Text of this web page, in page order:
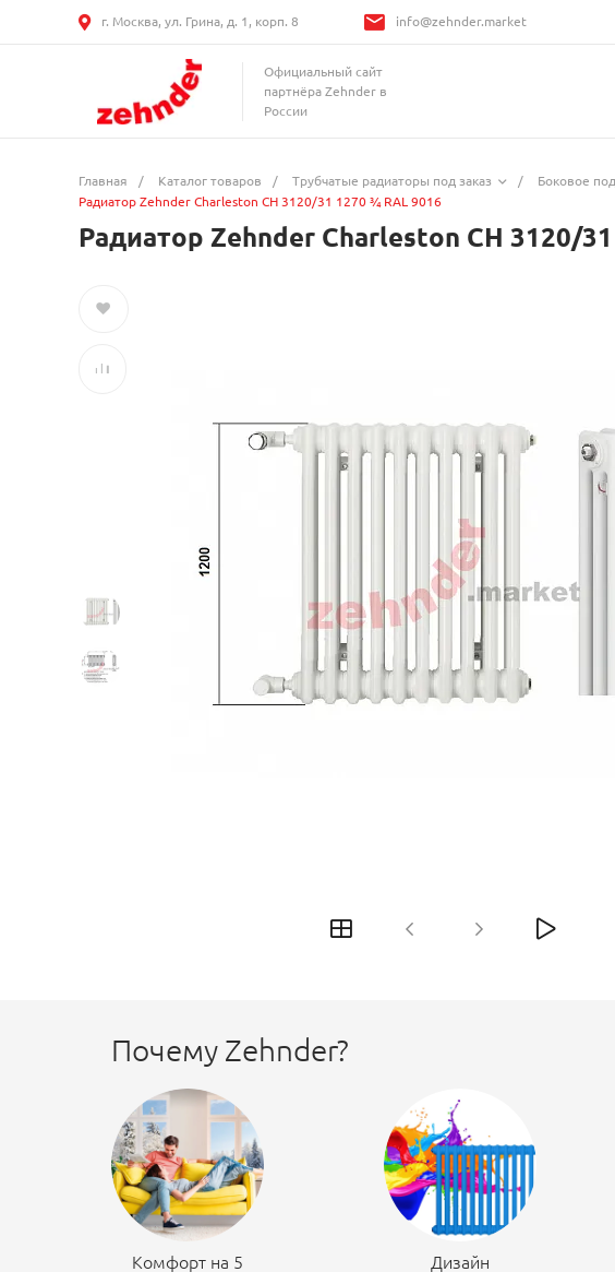
г. Москва, ул. Грина, д. 1, корп. 8 info@zehnder.market
Официальный сайт
партнёра Zehnder в
России
Главная / Каталог товаров / Трубчатые радиаторы под заказ / Боковое
Радиатор Zehnder Charleston CH 3120/31 1270 ¾ RAL 9016
Радиатор Zehnder Charleston CH 3120/
Почему Zehnder?
Комфорт на 5
Дизайн